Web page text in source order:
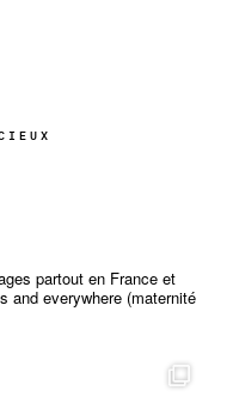
partout en France et
and everywhere (maternité